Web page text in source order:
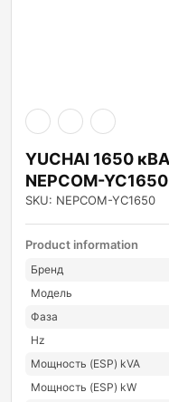
YUCHAI 1650
NEPCOM-YC1650
SKU: NEPCOM-YC1650
Product information
Бренд
Модель
Фаза
Hz
Мощность (ESP) kVA
Мощность (ESP) kW